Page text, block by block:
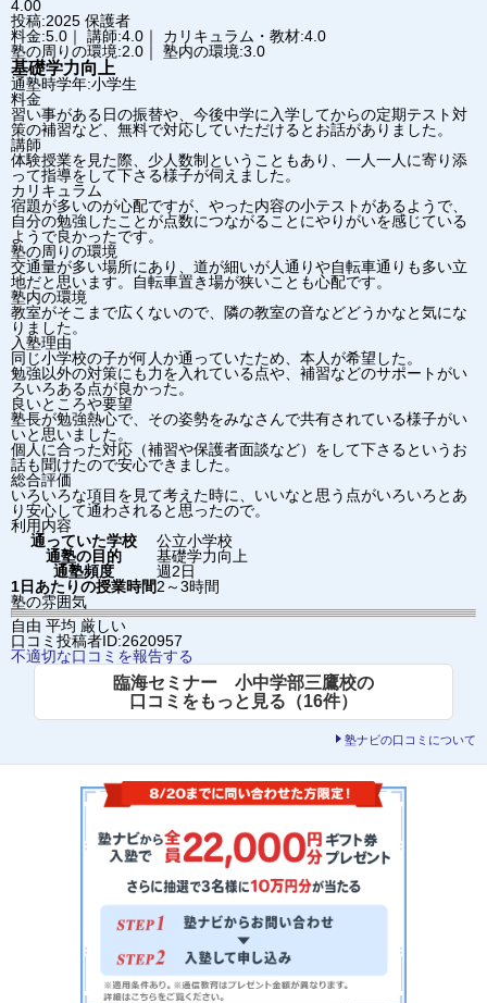
4.00
投稿:2025 保護者
料金:5.0｜ 講師:4.0｜ カリキュラム・教材:4.0
塾の周りの環境:2.0｜ 塾内の環境:3.0
基礎学力向上
通塾時学年:小学生
料金
習い事がある日の振替や、今後中学に入学してからの定期テスト対
策の補習など、無料で対応していただけるとお話がありました。
講師
体験授業を見た際、少人数制ということもあり、一人一人に寄り添
って指導をして下さる様子が伺えました。
カリキュラム
宿題が多いのが心配ですが、やった内容の小テストがあるようで、
自分の勉強したことが点数につながることにやりがいを感じている
ようで良かったです。
塾の周りの環境
交通量が多い場所にあり、道が細いが人通りや自転車通りも多い立
地だと思います。自転車置き場が狭いことも心配です。
塾内の環境
教室がそこまで広くないので、隣の教室の音などどうかなと気にな
りました。
入塾理由
同じ小学校の子が何人か通っていたため、本人が希望した。
勉強以外の対策にも力を入れている点や、補習などのサポートがい
ろいろある点が良かった。
良いところや要望
塾長が勉強熱心で、その姿勢をみなさんで共有されている様子がい
いと思いました。
個人に合った対応（補習や保護者面談など）をして下さるというお
話も聞けたので安心できました。
総合評価
いろいろな項目を見て考えた時に、いいなと思う点がいろいろとあ
り安心して通わされると思ったので。
利用内容
通っていた学校
公立小学校
通塾の目的
基礎学力向上
通塾頻度
週2日
1日あたりの授業時間2～3時間
塾の雰囲気
自由 平均 厳しい
口コミ投稿者ID:2620957
不適切な口コミを報告する
臨海セミナー 小中学部三鷹校の
口コミをもっと見る（16件）
塾ナビの口コミについて